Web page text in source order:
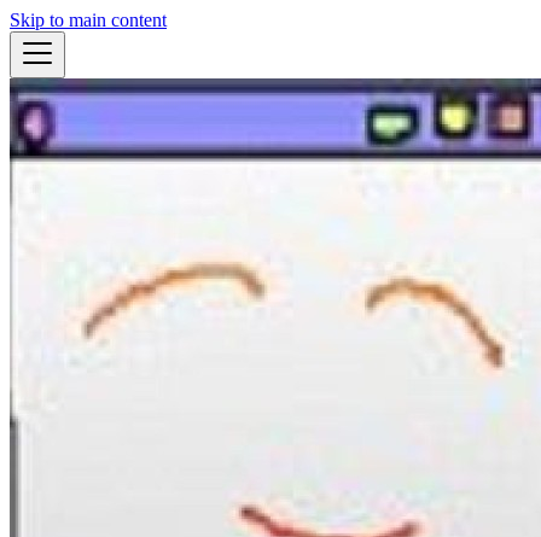
Skip to main content